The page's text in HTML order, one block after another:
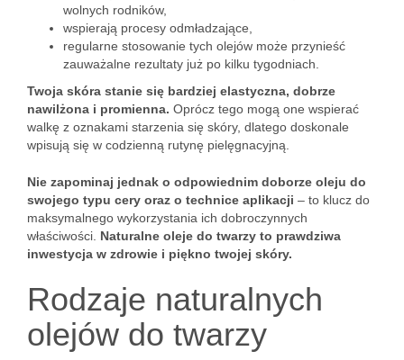
wolnych rodników,
wspierają procesy odmładzające,
regularne stosowanie tych olejów może przynieść
zauważalne rezultaty już po kilku tygodniach.
Twoja skóra stanie się bardziej elastyczna, dobrze
nawilżona i promienna. Oprócz tego mogą one wspierać
walkę z oznakami starzenia się skóry, dlatego doskonale
wpisują się w codzienną rutynę pielęgnacyjną.
Nie zapominaj jednak o odpowiednim doborze oleju do
swojego typu cery oraz o technice aplikacji – to klucz do
maksymalnego wykorzystania ich dobroczynnych
właściwości. Naturalne oleje do twarzy to prawdziwa
inwestycja w zdrowie i piękno twojej skóry.
Rodzaje naturalnych
olejów do twarzy